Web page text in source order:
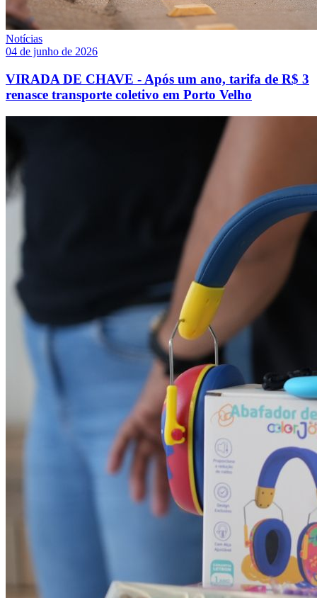
Notícias
04 de junho de 2026
VIRADA DE CHAVE - Após um ano, tarifa de R$ 3
renasce transporte coletivo em Porto Velho